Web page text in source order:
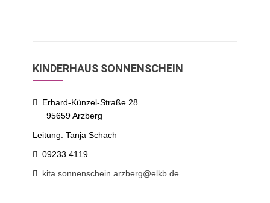
KINDERHAUS SONNENSCHEIN
Erhard-Künzel-Straße 28
95659 Arzberg
Leitung: Tanja Schach
09233 4119
kita.sonnenschein.arzberg@elkb.de